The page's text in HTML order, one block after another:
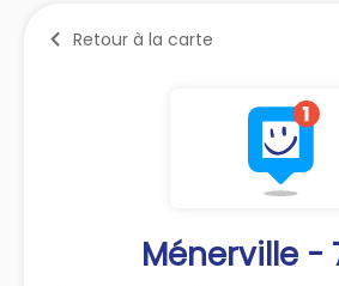
Retour à la carte
Ménerville -